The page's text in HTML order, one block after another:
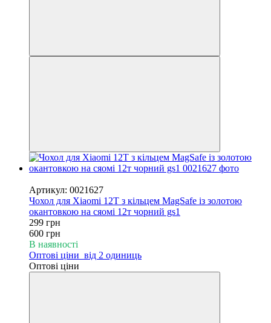
Артикул: 0021627
Чохол для Xiaomi 12T з кільцем MagSafe із золотою
окантовкою на сяомі 12т чорний gs1
299 грн
600 грн
В наявності
Оптові ціни від 2 одиниць
Оптові ціни